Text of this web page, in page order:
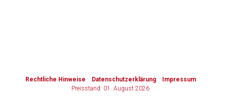
Rechtliche Hinweise Datenschutzerklärung
Impressum
Preisstand: 01. August 2026